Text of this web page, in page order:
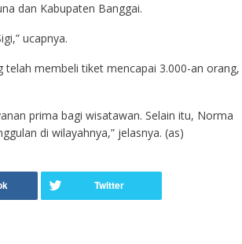
dan Kabupaten Banggai.
ucapnya.
membeli tiket mencapai 3.000-an orang,
prima bagi wisatawan. Selain itu, Norma
di wilayahnya,” jelasnya. (as)